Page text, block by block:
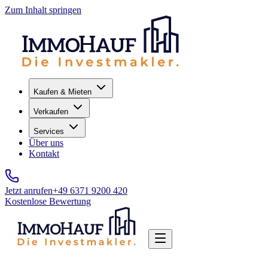
Zum Inhalt springen
Kaufen & Mieten
Verkaufen
Services
Über uns
Kontakt
Jetzt anrufen+49 6371 9200 420
Kostenlose Bewertung